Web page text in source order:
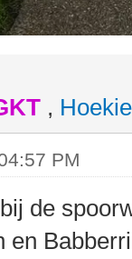
, Hoekie
PM
de
en